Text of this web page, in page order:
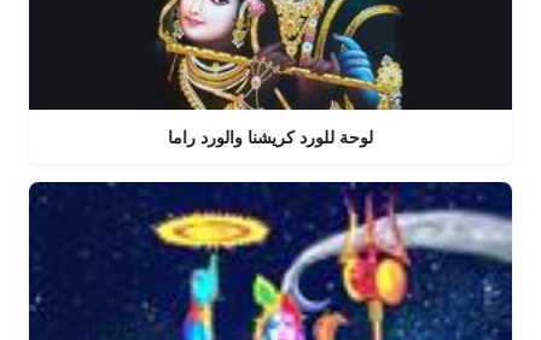
لوحة للورد كريشنا والورد راما